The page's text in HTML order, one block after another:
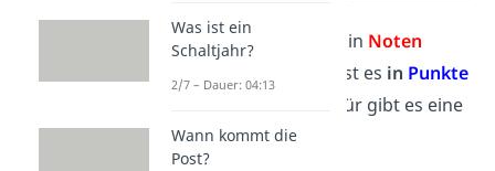
Hast du dein Ergebnis in Noten
vorliegen und möchtest es in Punkte
? Auch dafür gibt es eine
einfacheFormel:
Was ist ein
Schaltjahr?
2/7 – Dauer: 04:13
Wann kommt die
Post?